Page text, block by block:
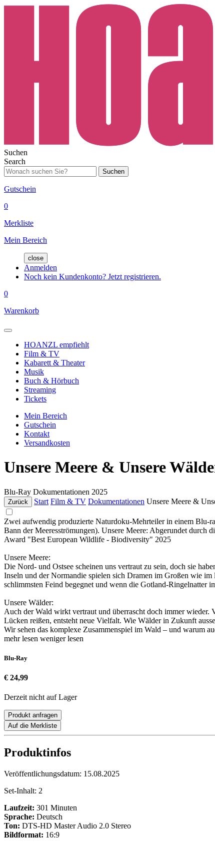
Suchen
Search
Suchen
Gutschein
0
Merkliste
Mein Bereich
close
Anmelden
Noch kein Kundenkonto? Jetzt registrieren.
0
Warenkorb
HOANZL empfiehlt
Film & TV
Kabarett & Theater
Musik
Buch & Hörbuch
Streaming
Tickets
Mein Bereich
Gutschein
Kontakt
Versandkosten
Unsere Meere & Unsere
Blu-Ray Dokumentationen 2025
Zurück Start Film & TV Dokumentationen Unsere Meere &
Zwei aufwendig produzierte Naturdoku-Mehrteiler in einem Blu-
Bann der Meeresströmungen). Unsere Meere: Abgerundet
Award "Best European Wildlife - Biodiversity" 2025
Unsere Meere:
Die Nord- und Ostsee scheinen uns vertraut zu sein, doch sie
Inseln und der Normandie spielen sich Dramen im Großen wie
schlimmsten Feind begegnet und wenn die Gotland-Ringelnatter
Unsere Wälder:
Auch der Wald wirkt vertraut und überrascht doch immer wieder.
Lücken reißen, entsteht neue Vielfalt. Wie Wälder in Zukunft
Wir sehen das komplexe Zusammenspiel im Wald – und warum
mehr lesen weniger lesen
Blu-Ray
€ 24,99
Derzeit nicht auf Lager
Produkt anfragen
Auf die Merkliste
Produktinfos
Veröffentlichungsdatum: 15.08.2025
Set-Inhalt: 2
Laufzeit: 301 Minuten
Sprache: Deutsch
Ton: DTS-HD Master Audio 2.0 Stereo
Bildformat: 16:9